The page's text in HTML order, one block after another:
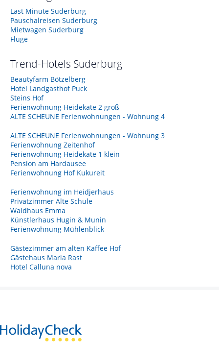
Last Minute Suderburg
Pauschalreisen Suderburg
Mietwagen Suderburg
Flüge
Trend-Hotels Suderburg
Beautyfarm Bötzelberg
Hotel Landgasthof Puck
Steins Hof
Ferienwohnung Heidekate 2 groß
ALTE SCHEUNE Ferienwohnungen - Wohnung 4
ALTE SCHEUNE Ferienwohnungen - Wohnung 3
Ferienwohnung Zeitenhof
Ferienwohnung Heidekate 1 klein
Pension am Hardausee
Ferienwohnung Hof Kukureit
Ferienwohnung im Heidjerhaus
Privatzimmer Alte Schule
Waldhaus Emma
Künstlerhaus Hugin & Munin
Ferienwohnung Mühlenblick
Gästezimmer am alten Kaffee Hof
Gästehaus Maria Rast
Hotel Calluna nova